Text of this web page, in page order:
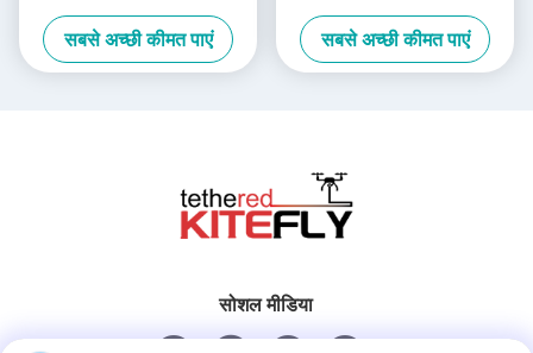
सबसे अच्छी कीमत पाएं सबसे अच्छी कीमत पाएं
सोशल मीडिया